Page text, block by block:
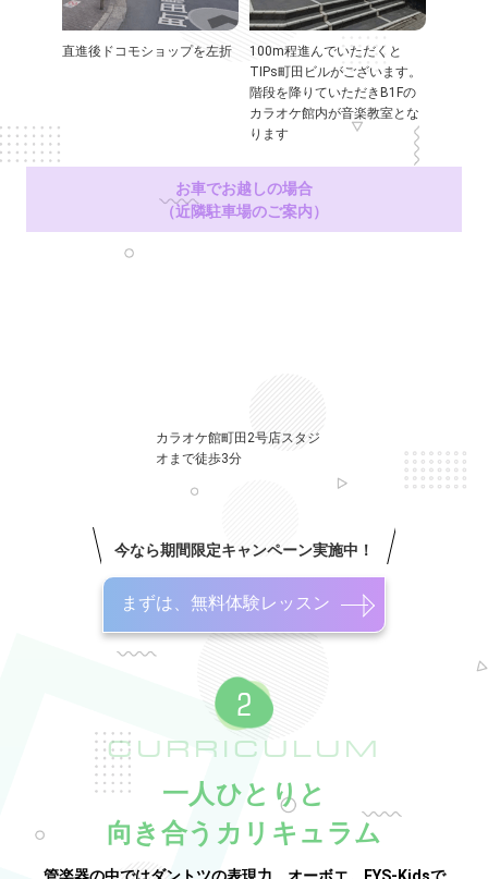
直進後ドコモショップを左折
100m程進んでいただくと
TIPs町田ビルがございます。
階段を降りていただきB1Fの
カラオケ館内が音楽教室とな
ります
お車でお越しの場合
（近隣駐車場のご案内）
カラオケ館町田2号店スタジ
オまで徒歩3分
今なら期間限定キャンペーン実施中！
まずは、無料体験レッスン
CURRICULUM
一人ひとりと
向き合うカリキュラム